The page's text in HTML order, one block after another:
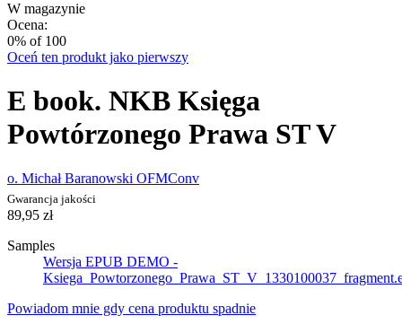
W magazynie
Ocena:
0% of 100
Oceń ten produkt jako pierwszy
E book. NKB Księga
Powtórzonego Prawa ST V
o. Michał Baranowski OFMConv
Gwarancja jakości
89,95 zł
Samples
Wersja EPUB DEMO -
Powiadom mnie gdy cena produktu spadnie